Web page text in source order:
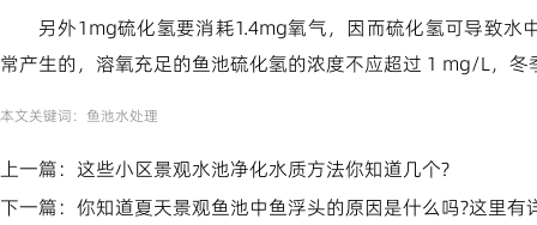
另外1mg硫化氢要消耗1.4mg氧气，因而硫化氢可导致水
常产生的，溶氧充足的鱼池硫化氢的浓度不应超过 1 mg/L，
本文关键词： 鱼池水处理
上一篇： 这些小区景观水池净化水质方法你知道几个?
下一篇： 你知道夏天景观鱼池中鱼浮头的原因是什么吗?这里有